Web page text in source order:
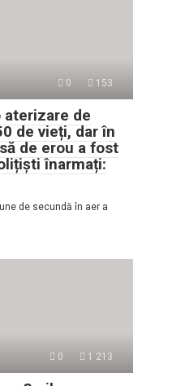
0 153
de
de vieți, dar în
de erou a fost
înarmați:
de secundă în aer a
0 1 213